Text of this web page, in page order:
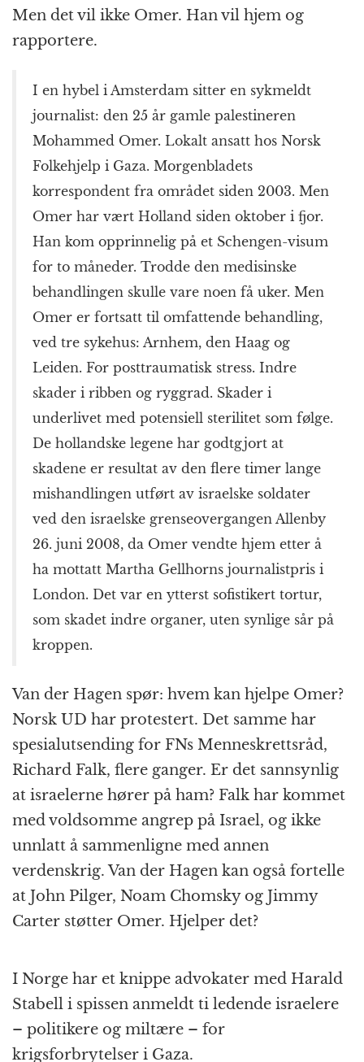
Men det vil ikke Omer. Han vil hjem og
rapportere.
I en hybel i Amsterdam sitter en sykmeldt
journalist: den 25 år gamle palestineren
Mohammed Omer. Lokalt ansatt hos Norsk
Folkehjelp i Gaza. Morgenbladets
korrespondent fra området siden 2003. Men
Omer har vært Holland siden oktober i fjor.
Han kom opprinnelig på et Schengen-visum
for to måneder. Trodde den medisinske
behandlingen skulle vare noen få uker. Men
Omer er fortsatt til omfattende behandling,
ved tre sykehus: Arnhem, den Haag og
Leiden. For posttraumatisk stress. Indre
skader i ribben og ryggrad. Skader i
underlivet med potensiell sterilitet som følge.
De hollandske legene har godtgjort at
skadene er resultat av den flere timer lange
mishandlingen utført av israelske soldater
ved den israelske grenseovergangen Allenby
26. juni 2008, da Omer vendte hjem etter å
ha mottatt Martha Gellhorns journalistpris i
London. Det var en ytterst sofistikert tortur,
som skadet indre organer, uten synlige sår på
kroppen.
Van der Hagen spør: hvem kan hjelpe Omer?
Norsk UD har protestert. Det samme har
spesialutsending for FNs Menneskrettsråd,
Richard Falk, flere ganger. Er det sannsynlig
at israelerne hører på ham? Falk har kommet
med voldsomme angrep på Israel, og ikke
unnlatt å sammenligne med annen
verdenskrig. Van der Hagen kan også fortelle
at John Pilger, Noam Chomsky og Jimmy
Carter støtter Omer. Hjelper det?
I Norge har et knippe advokater med Harald
Stabell i spissen anmeldt ti ledende israelere
– politikere og miltære – for
krigsforbrytelser i Gaza.